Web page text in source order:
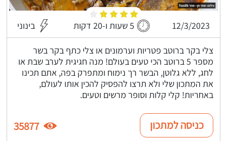
12/3/2023 5 שעות ו-20 דקות בינוני
צלי בקר ברוטב פטריות וערמונים או צלי כתף בקר בשר
מספר 5 ברוטב הכי טעים בעולם! מנה חגיגית לערב שבת או
לחג, ללא גלוטן, הבשר רך נימוח ומתפרק בפה, אתם תכינו
את המתכון שלי ולא תרצו להפסיק להכין אותו לעולם,
באחריות! קלי קלות וסופר מרשים וטעים.
כניסה למתכון 35877